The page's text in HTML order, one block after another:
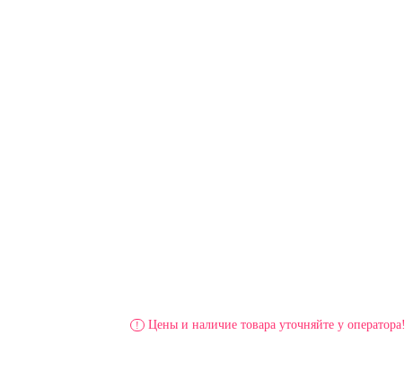
! Цены и наличие товара уточняйте у оператора!